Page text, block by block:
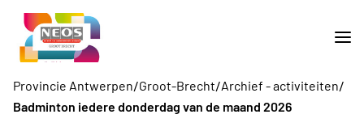
Provincie Antwerpen/Groot-Brecht/Archief - activiteiten/
Badminton iedere donderdag van de maand 2026